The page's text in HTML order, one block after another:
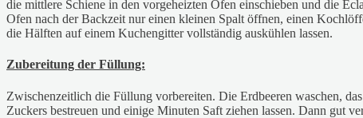
die mittlere Schiene in den vorgeheizten Ofen einschieben und die
Ofen nach der Backzeit nur einen kleinen Spalt öffnen, einen
die Hälften auf einem Kuchengitter vollständig auskühlen lassen.
Zubereitung der Füllung:
Zwischenzeitlich die Füllung vorbereiten. Die Erdbeeren waschen,
Zuckers bestreuen und einige Minuten Saft ziehen lassen. Dann gut